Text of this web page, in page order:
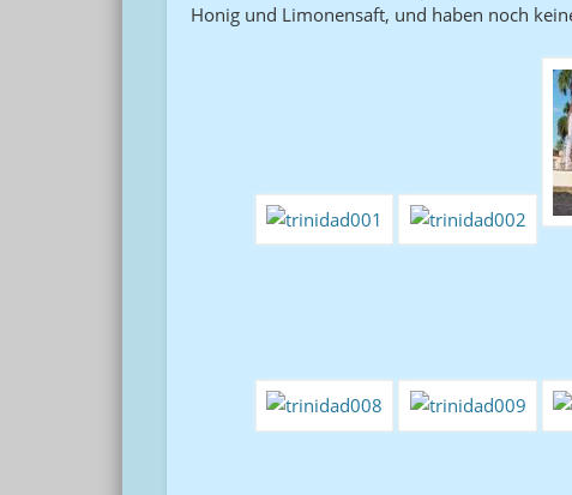
Honig und Limonensaft, und haben noch